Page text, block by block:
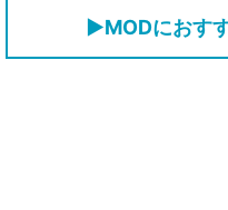
▶MODにおす